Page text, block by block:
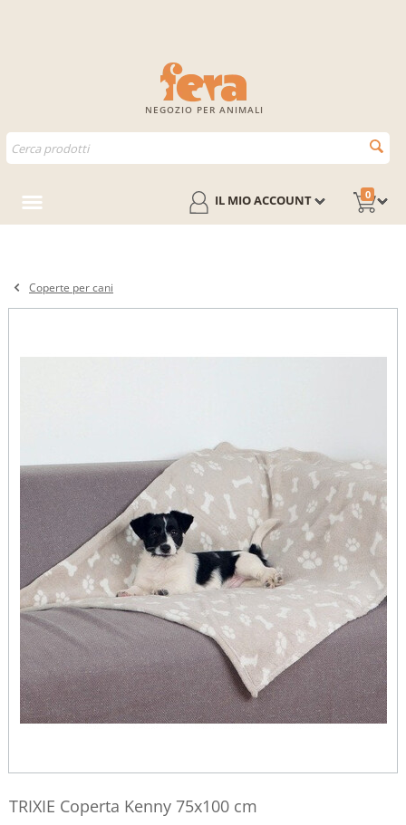
NEGOZIO PER ANIMALI
0
IL MIO ACCOUNT
Coperte per cani
TRIXIE Coperta Kenny 75x100 cm